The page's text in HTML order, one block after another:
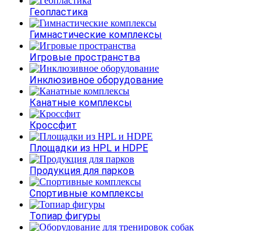
Геопластика
Гимнастические комплексы
Игровые пространства
Инклюзивное оборудование
Канатные комплексы
Кроссфит
Площадки из HPL и HDPE
Продукция для парков
Спортивные комплексы
Топиар фигуры